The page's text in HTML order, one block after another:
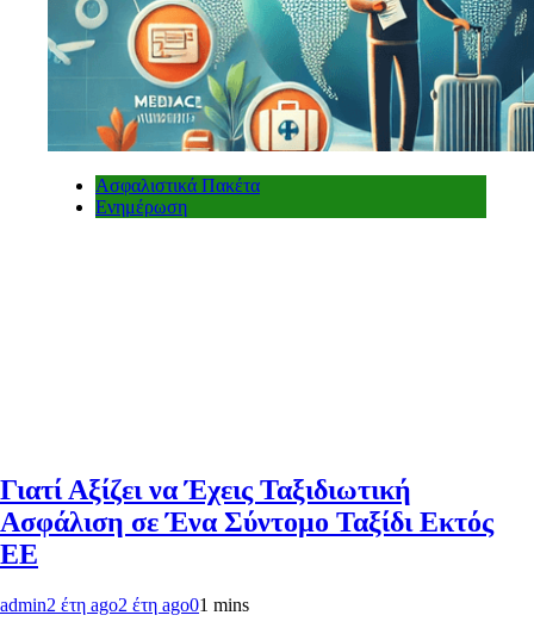
Ασφαλιστικά Πακέτα
Ενημέρωση
Γιατί Αξίζει να Έχεις Ταξιδιωτική
Ασφάλιση σε Ένα Σύντομο Ταξίδι Εκτός
ΕΕ
admin2 έτη ago2 έτη ago01 mins